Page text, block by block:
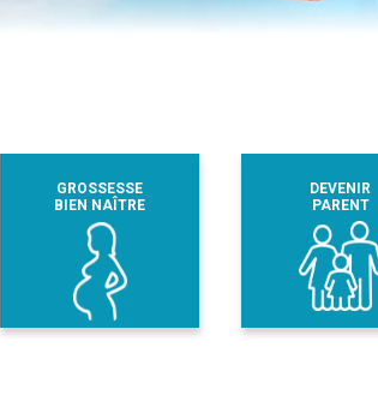
GROSSESSE
BIEN NAÎTRE
DEVENIR
PARENT